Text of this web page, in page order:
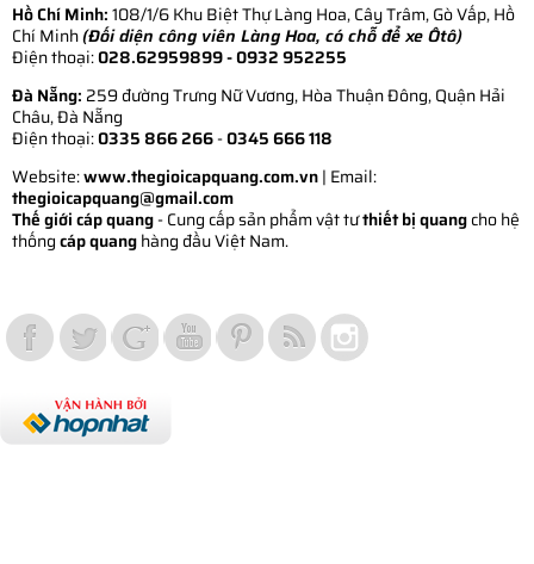
Hồ Chí Minh:108/1/6 Khu Biệt Thự Làng Hoa, Cây Trâm, Gò Vấp, Hồ
Chí Minh(Đối diện công viên Làng Hoa, có chỗ để xe Ôtô)
Điện thoại:028.62959899- 0932 952255
Đà Nẵng: 259 đường Trưng Nữ Vương, Hòa Thuận Đông, Quận Hải
Châu, Đà Nẵng
Điện thoại:0335 866 266-0345 666 118
Website:www.thegioicapquang.com.vn| Email:
thegioicapquang@gmail.com
Thế giới cáp quang- Cung cấp sản phẩm vật tưthiết bị quangcho hệ
thốngcáp quanghàng đầu Việt Nam.